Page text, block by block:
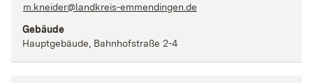
m.kneider@landkreis-emmendingen.de
Gebäude
Hauptgebäude, Bahnhofstraße 2-4